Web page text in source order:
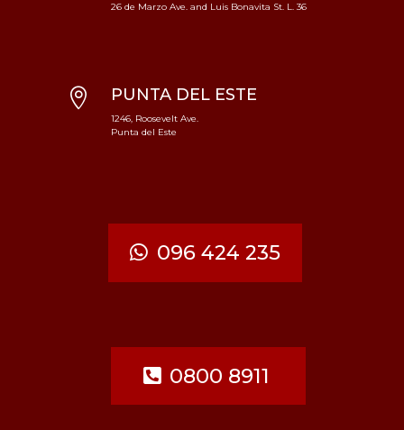
26 de Marzo Ave. and Luis Bonavita St. L. 36
 PUNTA DEL ESTE
1246, Roosevelt Ave.
Punta del Este
096 424 235
0800 8911